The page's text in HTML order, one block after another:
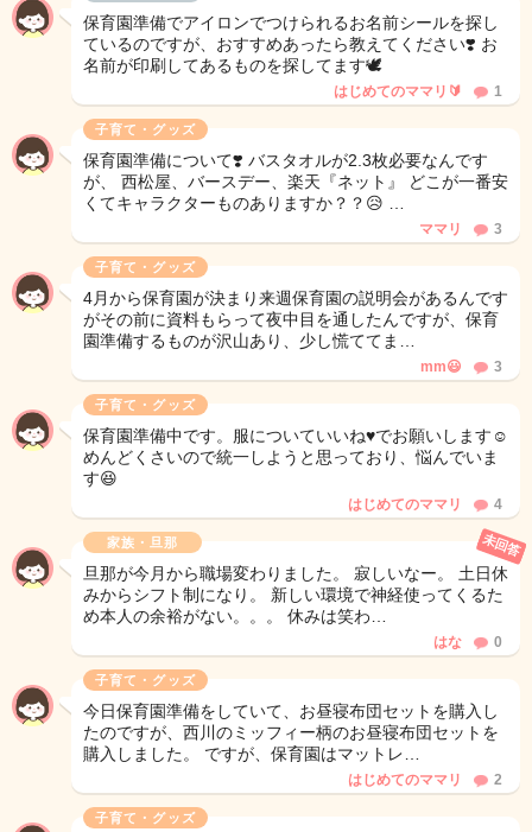
保育園準備でアイロンでつけられるお名前シールを探し
ているのですが、おすすめあったら教えてください❣️ お
名前が印刷してあるものを探してます🕊
はじめてのママリ🔰 1
子育て・グッズ
保育園準備について❣️ バスタオルが2.3枚必要なんです
が、 西松屋、バースデー、楽天『ネット』 どこが一番安
くてキャラクターものありますか？？😥 …
ママリ 3
子育て・グッズ
4月から保育園が決まり来週保育園の説明会があるんです
がその前に資料もらって夜中目を通したんですが、保育
園準備するものが沢山あり、少し慌ててま…
mm😃 3
子育て・グッズ
保育園準備中です。服についていいね♥️でお願いします☺️
めんどくさいので統一しようと思っており、悩んでいま
す😆
はじめてのママリ 4
家族・旦那
旦那が今月から職場変わりました。 寂しいなー。 土日休
みからシフト制になり。 新しい環境で神経使ってくるた
め本人の余裕がない。。。 休みは笑わ…
未回答
はな 0
子育て・グッズ
今日保育園準備をしていて、お昼寝布団セットを購入し
たのですが、西川のミッフィー柄のお昼寝布団セットを
購入しました。 ですが、保育園はマットレ…
はじめてのママリ 2
子育て・グッズ